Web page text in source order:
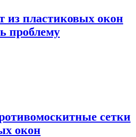
из пластиковых окон
проблему
сетки
окон